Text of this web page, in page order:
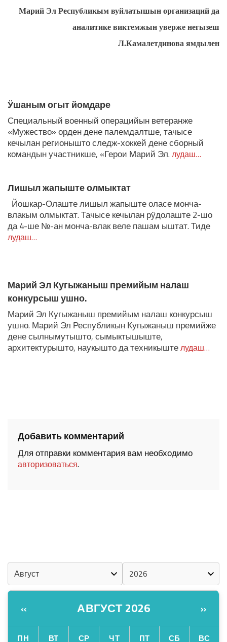
Марий Эл Республикым вуйлатышын организаций да
аналитике виктемжын уверже негызеш
Л.Камалетдинова ямдылен
Ӱшаным огыт йомдаре
Специальный военный операцийын ветеранже
«Мужество» орден дене палемдалтше, тачысе
кечылан регионышто следж-хоккей дене сборный
командын участникше, «Герои Марий Эл. лудаш…
Лишыл жапыште олмыктат
Йошкар-Олаште лишыл жапыште оласе монча-
влакым олмыктат. Тачысе кечылан рӱдолаште 2-шо
да 4-ше №-ан монча-влак веле пашам ыштат. Тиде
лудаш…
Марий Эл Кугыжаныш премийым налаш
конкурсыш ушно.
Марий Эл Кугыжаныш премийым налаш конкурсыш
ушно. Марий Эл Республикын Кугыжаныш премийже
дене сылнымутышто, сымыктышыште,
архитектурышто, наукышто да техникыштелудаш…
Добавить комментарий
Для отправки комментария вам необходимо
авторизоваться.
« АВГУСТ 2026 »
ПН ВТ СР ЧТ ПТ СБ ВС